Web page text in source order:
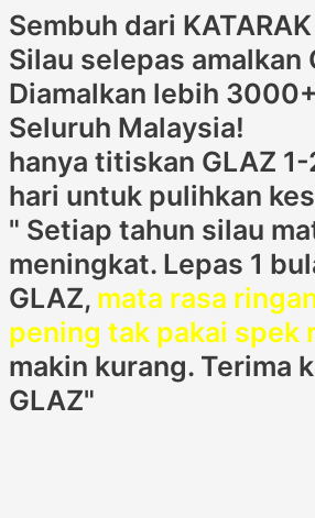
Sembuh dari
Silau selepas amalkan
Diamalkan lebih
Seluruh Malaysia!
hanya titiskan GLAZ
hari untuk pulihkan
" Setiap tahun silau
meningkat. Lepas 1
GLAZ, mata rasa
pening tak pakai spek
makin kurang. Terima
GLAZ"